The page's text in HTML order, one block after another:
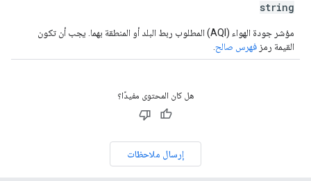
string
مؤشر جودة الهواء (AQI) المطلوب ربط البلد أو المنطقة بهما. يجب أن تكون
القيمة رمز فهرس صالح
هل كان المحتوى مفيدًا؟
إرسال ملاحظات